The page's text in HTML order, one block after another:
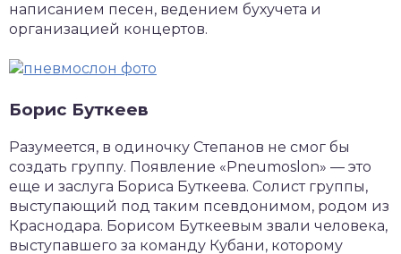
написанием песен, ведением бухучета и
организацией концертов.
Борис Буткеев
Разумеется, в одиночку Степанов не смог бы
создать группу. Появление «Pneumoslon» — это
еще и заслуга Бориса Буткеева. Солист группы,
выступающий под таким псевдонимом, родом из
Краснодара. Борисом Буткеевым звали человека,
выступавшего за команду Кубани, которому